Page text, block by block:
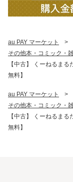
au PAY マーケット >
その他本・コミック・
【中古】 くーねるま
無料】
au PAY マーケット >
その他本・コミック・
【中古】 くーねるま
無料】